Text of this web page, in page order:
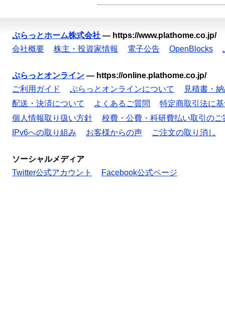
ぷらっとホーム株式会社 — https://www.plathome.co.jp/
会社概要
株主・投資家情報 電子公告 OpenBlocks
ぷらっとオンライン — https://online.plathome.co.jp/
ご利用ガイド
ぷらっとオンラインについて
見積書・
配送・決済について
よくあるご質問
特定商取引法に
個人情報取り扱い方針
校費・公費・科研費払い取引のご
IPv6への取り組み
お客様からの声 ご注文の取り消し
ソーシャルメディア
Twitter公式アカウント
Facebook公式ページ